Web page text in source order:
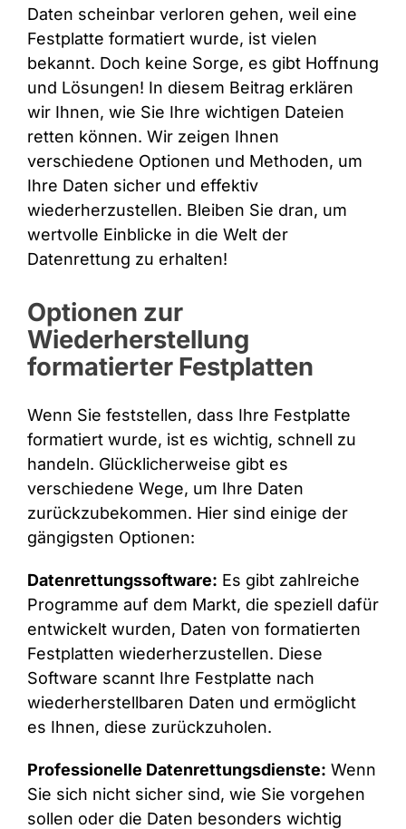
Daten scheinbar verloren gehen, weil eine
Festplatte formatiert wurde, ist vielen
bekannt. Doch keine Sorge, es gibt Hoffnung
und Lösungen! In diesem Beitrag erklären
wir Ihnen, wie Sie Ihre wichtigen Dateien
retten können. Wir zeigen Ihnen
verschiedene Optionen und Methoden, um
Ihre Daten sicher und effektiv
wiederherzustellen. Bleiben Sie dran, um
wertvolle Einblicke in die Welt der
Datenrettung zu erhalten!
Optionen zur
Wiederherstellung
formatierter Festplatten
Wenn Sie feststellen, dass Ihre Festplatte
formatiert wurde, ist es wichtig, schnell zu
handeln. Glücklicherweise gibt es
verschiedene Wege, um Ihre Daten
zurückzubekommen. Hier sind einige der
gängigsten Optionen:
Datenrettungssoftware: Es gibt zahlreiche
Programme auf dem Markt, die speziell dafür
entwickelt wurden, Daten von formatierten
Festplatten wiederherzustellen. Diese
Software scannt Ihre Festplatte nach
wiederherstellbaren Daten und ermöglicht
es Ihnen, diese zurückzuholen.
Professionelle Datenrettungsdienste: Wenn
Sie sich nicht sicher sind, wie Sie vorgehen
sollen oder die Daten besonders wichtig